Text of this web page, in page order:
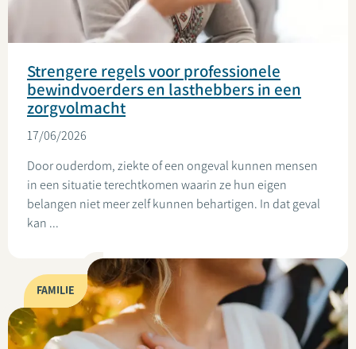
Strengere regels voor professionele
bewindvoerders en lasthebbers in een
zorgvolmacht
17/06/2026
Door ouderdom, ziekte of een ongeval kunnen mensen
in een situatie terechtkomen waarin ze hun eigen
belangen niet meer zelf kunnen behartigen. In dat geval
kan ...
FAMILIE